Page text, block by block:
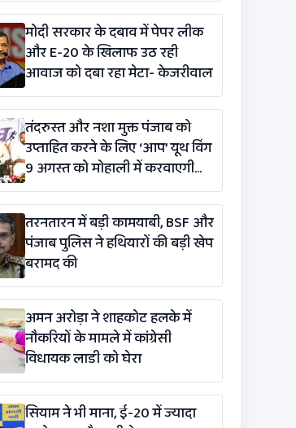
मोदी सरकार के दबाव में पेपर लीक
और E-20 के खिलाफ उठ रही
आवाज को दबा रहा मेटा- केजरीवाल
तंदरुस्त और नशा मुक्त पंजाब को
उप्ताहित करने के लिए ‘आप’ यूथ विंग
9 अगस्त को मोहाली में करवाएगी
मैराथन
तरनतारन में बड़ी कामयाबी, BSF और
पंजाब पुलिस ने हथियारों की बड़ी खेप
बरामद की
अमन अरोड़ा ने शाहकोट हलके में
नौकरियों के मामले में कांग्रेसी
विधायक लाडी को घेरा
सियाम ने भी माना, ई-20 में ज्यादा